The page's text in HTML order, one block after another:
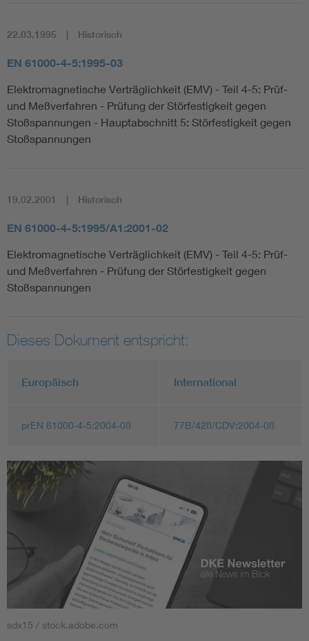
22.03.1995 Historisch
EN 61000-4-5:1995-03
Elektromagnetische Verträglichkeit (EMV) - Teil 4-5: Prüf-
und Meßverfahren - Prüfung der Störfestigkeit gegen
Stoßspannungen - Hauptabschnitt 5: Störfestigkeit gegen
Stoßspannungen
19.02.2001 Historisch
EN 61000-4-5:1995/A1:2001-02
Elektromagnetische Verträglichkeit (EMV) - Teil 4-5: Prüf-
und Meßverfahren - Prüfung der Störfestigkeit gegen
Stoßspannungen
Dieses Dokument entspricht:
Europäisch International
prEN 61000-4-5:2004-08 77B/428/CDV:2004-08
sdx15 / stock.adobe.com